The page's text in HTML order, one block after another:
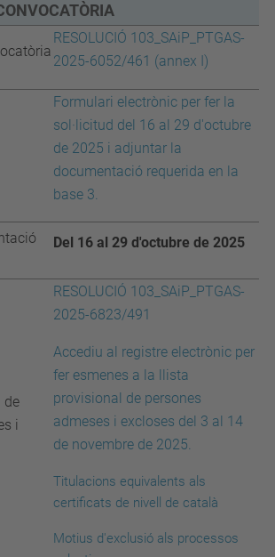
RESOLUCIÓ 103_SAiP_PTGAS-
2025-6052/461 (annex I)
Formulari electrònic per fer la
sol·licitud del 16 al 29 d'octubre
de 2025 i adjuntar la
documentació requerida en la
base 3.
Del 16 al 29 d'octubre de 2025
de
i
RESOLUCIÓ 103_SAiP_PTGAS-
2025-6823/491
Accediu al registre electrònic per
fer esmenes a la llista
provisional de persones
admeses i excloses del 3 al 14
de novembre de 2025.
Titulacions equivalents als
certificats de nivell de català
Motius d'exclusió als processos